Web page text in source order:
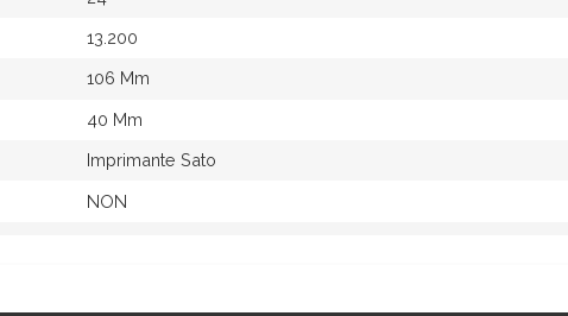
13.200
106 Mm
40 Mm
Imprimante Sato
NON